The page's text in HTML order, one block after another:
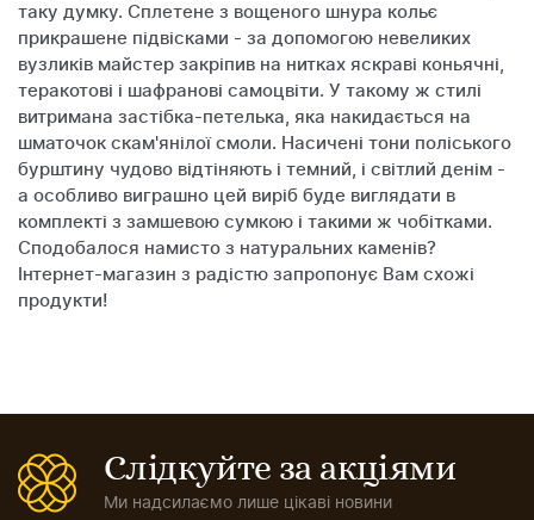
таку думку. Сплетене з вощеного шнура кольє
прикрашене підвісками - за допомогою невеликих
вузликів майстер закріпив на нитках яскраві коньячні,
теракотові і шафранові самоцвіти. У такому ж стилі
витримана застібка-петелька, яка накидається на
шматочок скам'янілої смоли. Насичені тони поліського
бурштину чудово відтіняють і темний, і світлий денім -
а особливо виграшно цей виріб буде виглядати в
комплекті з замшевою сумкою і такими ж чобітками.
Сподобалося намисто з натуральних каменів?
Інтернет-магазин з радістю запропонує Вам схожі
продукти!
Слідкуйте за акціями
Ми надсилаємо лише цікаві новини